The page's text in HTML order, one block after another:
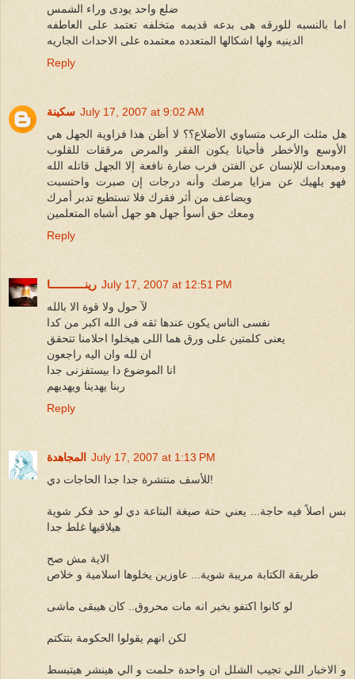
ضلع واحد يودى وراء الشمس
اما بالنسبه للورقه هى بدعه قديمه متخلفه تعتمد على العاطفه
الدينيه ولها اشكالها المتعدده معتمده على الاحداث الجاريه
Reply
سكينة July 17, 2007 at 9:02 AM
هل مثلث الرعب متساوي الأضلاع؟؟ لا أظن هذا فزاوية الجهل هي
الأوسع والأخطر فأحيانا يكون الفقر والمرض مرققات للقلوب
ومبعدات للإنسان عن الفتن فرب ضارة نافعة إلا الجهل قاتله الله
فهو يلهيك عن مزايا مرضك وأنه درجات إن صبرت واحتسبت
ويضاعف من أثر فقرك فلا تستطيع تدبر أمرك
ومعك حق أسوأ جهل هو جهل أشباه المتعلمين
Reply
رينـــــــــــا July 17, 2007 at 12:51 PM
لآ حول ولا قوة الا بالله
نفسى الناس يكون عندها ثقه فى الله اكبر من كدا
يعنى كلمتين على ورق هما اللى هيخلوا احلامنا تتحقق
ان لله وان اليه راجعون
انا الموضوع دا بيستفزنى جدا
ربنا يهدينا ويهديهم
Reply
المجاهدة July 17, 2007 at 1:13 PM
للأسف منتشرة جدا جدا الحاجات دي!
بس اصلاً فيه حاجة... يعني حتة صيغة البتاعة دي لو حد فكر شوية
هيلاقيها غلط جدا
الاية مش صح
طريقة الكتابة مريبة شوية... عاوزين يخلوها اسلامية و خلاص
لو كانوا اكتفو بخبر انه مات محروق.. كان هيبقى ماشى
لكن انهم يقولوا الحكومة بتتكتم
و الاخبار اللي تجيب الشلل ان واحدة حلمت و الي هينشر هيتبسط